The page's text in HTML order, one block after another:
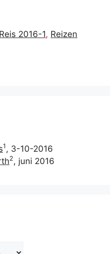
Reis 2016-1, Reizen
1, 3-10-2016
2, juni 2016